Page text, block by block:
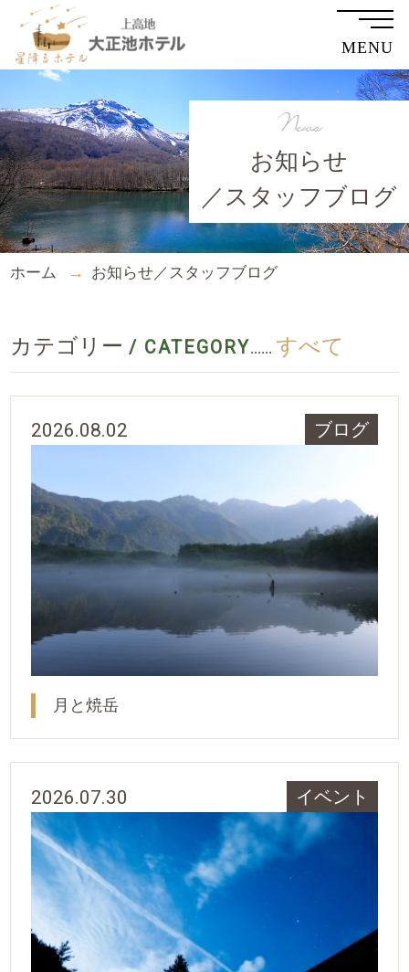
MENU
お知らせ
／スタッフブログ
News
ホーム お知らせ／スタッフブログ
カテゴリー / CATEGORY...... すべて
2026.08.02 ブログ
月と焼岳
2026.07.30 イベント